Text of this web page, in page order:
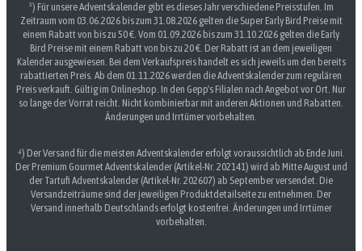
³) Für unsere Adventskalender gibt es dieses Jahr verschiedene Preisstufen. Im
Zeitraum vom 03.06.2026 bis zum 31.08.2026 gelten die Super Early Bird Preise mit
einem Rabatt von bis zu 50 €. Vom 01.09.2026 bis zum 31.10.2026 gelten die Early
Bird Preise mit einem Rabatt von bis zu 20 €. Der Rabatt ist an dem jeweiligen
Kalender ausgewiesen. Bei dem Verkaufspreis handelt es sich jeweils um den bereits
rabattierten Preis. Ab dem 01.11.2026 werden die Adventskalender zum regulären
Preis verkauft. Gültig im Onlineshop. In den Gepp's Filialen nach Angebot vor Ort. Nur
so lange der Vorrat reicht. Nicht kombinierbar mit anderen Aktionen und Rabatten.
Änderungen und Irrtümer vorbehalten.
⁴) Der Versand für die meisten Adventskalender erfolgt voraussichtlich ab Ende Juni.
Der Premium Gourmet Adventskalender (Artikel-Nr. 202141) wird ab Mitte August und
der Tartufi Adventskalender (Artikel-Nr. 202607) ab September versendet. Die
Versandzeiträume sind der jeweiligen Produktdetailseite zu entnehmen. Der
Versand innerhalb Deutschlands erfolgt kostenfrei. Änderungen und Irrtümer
vorbehalten.